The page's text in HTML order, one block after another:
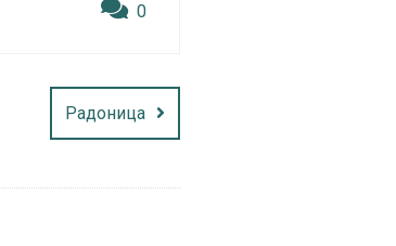
0
Радоница